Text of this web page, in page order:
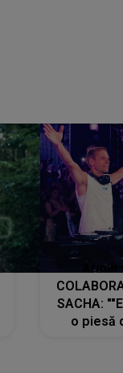
SACHA:
o piesă